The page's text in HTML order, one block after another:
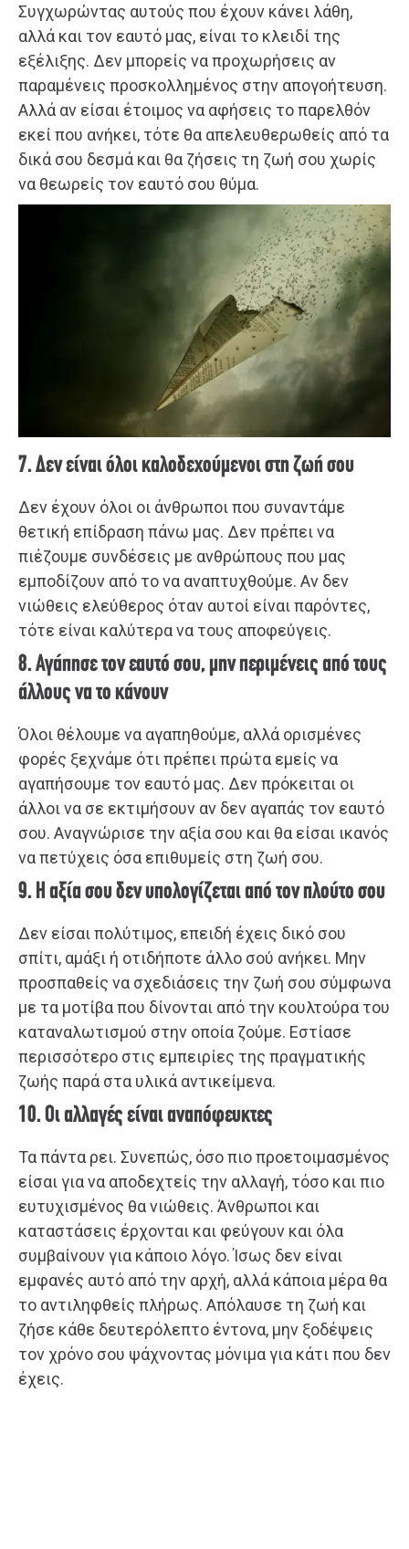
Συγχωρώντας αυτούς που έχουν κάνει λάθη,
αλλά και τον εαυτό μας, είναι το κλειδί της
εξέλιξης. Δεν μπορείς να προχωρήσεις αν
παραμένεις προσκολλημένος στην απογοήτευση.
Αλλά αν είσαι έτοιμος να αφήσεις το παρελθόν
εκεί που ανήκει, τότε θα απελευθερωθείς από τα
δικά σου δεσμά και θα ζήσεις τη ζωή σου χωρίς
να θεωρείς τον εαυτό σου θύμα.
7. Δεν είναι όλοι καλοδεχούμενοι στη ζωή σου
Δεν έχουν όλοι οι άνθρωποι που συναντάμε
θετική επίδραση πάνω μας. Δεν πρέπει να
πιέζουμε συνδέσεις με ανθρώπους που μας
εμποδίζουν από το να αναπτυχθούμε. Αν δεν
νιώθεις ελεύθερος όταν αυτοί είναι παρόντες,
τότε είναι καλύτερα να τους αποφεύγεις.
8. Αγάπησε τον εαυτό σου, μην περιμένεις από τους
άλλους να το κάνουν
Όλοι θέλουμε να αγαπηθούμε, αλλά ορισμένες
φορές ξεχνάμε ότι πρέπει πρώτα εμείς να
αγαπήσουμε τον εαυτό μας. Δεν πρόκειται οι
άλλοι να σε εκτιμήσουν αν δεν αγαπάς τον εαυτό
σου. Αναγνώρισε την αξία σου και θα είσαι ικανός
να πετύχεις όσα επιθυμείς στη ζωή σου.
9. Η αξία σου δεν υπολογίζεται από τον πλούτο σου
Δεν είσαι πολύτιμος, επειδή έχεις δικό σου
σπίτι, αμάξι ή οτιδήποτε άλλο σού ανήκει. Μην
προσπαθείς να σχεδιάσεις την ζωή σου σύμφωνα
με τα μοτίβα που δίνονται από την κουλτούρα του
καταναλωτισμού στην οποία ζούμε. Εστίασε
περισσότερο στις εμπειρίες της πραγματικής
ζωής παρά στα υλικά αντικείμενα.
10. Οι αλλαγές είναι αναπόφευκτες
Τα πάντα ρει. Συνεπώς, όσο πιο προετοιμασμένος
είσαι για να αποδεχτείς την αλλαγή, τόσο και πιο
ευτυχισμένος θα νιώθεις. Άνθρωποι και
καταστάσεις έρχονται και φεύγουν και όλα
συμβαίνουν για κάποιο λόγο. Ίσως δεν είναι
εμφανές αυτό από την αρχή, αλλά κάποια μέρα θα
το αντιληφθείς πλήρως. Απόλαυσε τη ζωή και
ζήσε κάθε δευτερόλεπτο έντονα, μην ξοδέψεις
τον χρόνο σου ψάχνοντας μόνιμα για κάτι που δεν
έχεις.